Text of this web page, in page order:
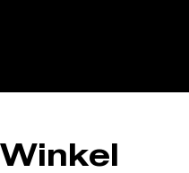
Winkel